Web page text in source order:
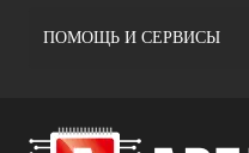
ПОМОЩЬ И СЕРВИСЫ